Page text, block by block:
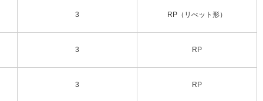
3 RP（リべット形）
3 RP
3 RP